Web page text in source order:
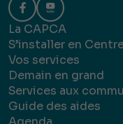
La CAPCA
S’installer en
Vos services
Demain en grand
Services aux
Guide des aides